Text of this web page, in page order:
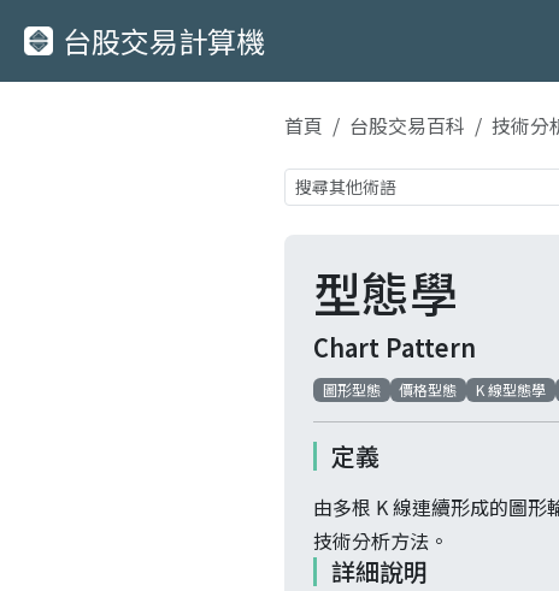
台股交易計算機
首頁 台股交易百科 技術分
型態學
Chart Pattern
圖形型態 價格型態 K 線型態學
定義
由多根 K 線連續形成的圖
技術分析方法。
詳細說明